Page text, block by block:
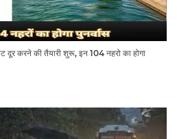
करने की तैयारी शुरू, इन 104 नहरो का होगा